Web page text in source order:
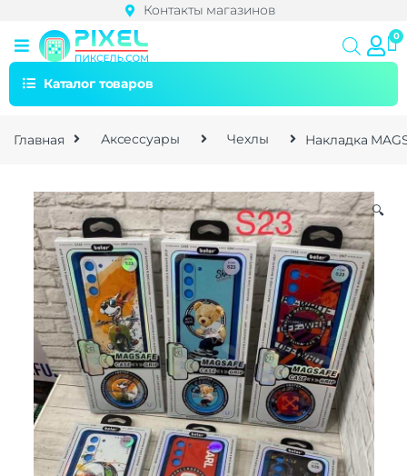
Контакты магазинов
Каталог товаров
Главная Аксессуары Чехлы Накладка
🔍